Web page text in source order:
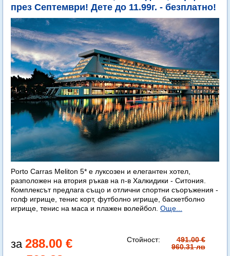
през Септември! Дете до 11.99г. - безплатно!
Porto Carras Meliton 5* е луксозен и елегантен хотел,
разположен на втория ръкав на п-в Халкидики - Ситония.
Комплексът предлага също и отлични спортни съоръжения -
голф игрище, тенис корт, футболно игрище, баскетболно
игрище, тенис на маса и плажен волейбол. Още...
288.00 €
Стойност:
491.00 €
960.31 лв